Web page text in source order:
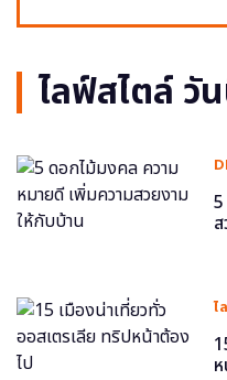
ไลฟ์สไตล์ วั
ไ